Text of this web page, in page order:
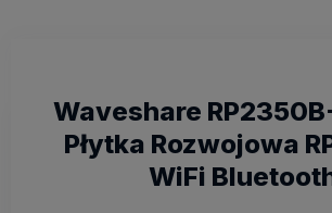
Waveshare
Płytka Rozwojowa
WiFi